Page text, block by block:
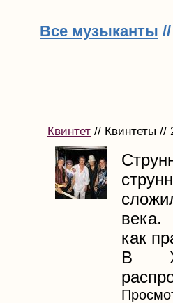
Все музыканты
Квинтет // Квинтеты //
века.
как
В